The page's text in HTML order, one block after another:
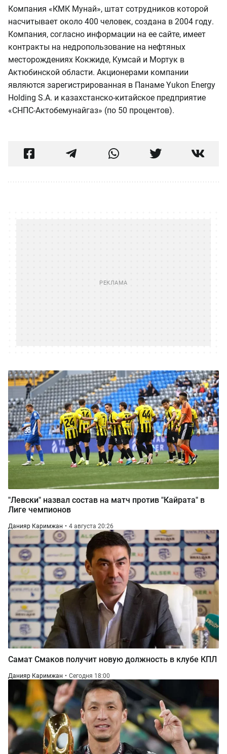
Компания «КМК Мунай», штат сотрудников которой
насчитывает около 400 человек, создана в 2004 году.
Компания, согласно информации на ее сайте, имеет
контракты на недропользование на нефтяных
месторождениях Кокжиде, Kумсай и Moртук в
Актюбинской области. Акционерами компании
являются зарегистрированная в Панаме Yukon Energy
Holding S.A. и казахстанско-китайское предприятие
«СНПС-Актобемунайгаз» (по 50 процентов).
"Левски" назвал состав на матч против "Кайрата" в
Лиге чемпионов
Данияр Каримжан 4 августа 20:26
Самат Смаков получит новую должность в клубе КПЛ
Данияр Каримжан Сегодня 18:00